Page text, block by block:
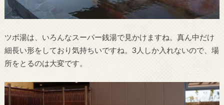
ツボ湯は、いろんなスーパー銭湯で見かけますね。真ん中だけ
細長い形をしており気持ちいですね。3人しか入れないので、場
所をとるのは大変です。